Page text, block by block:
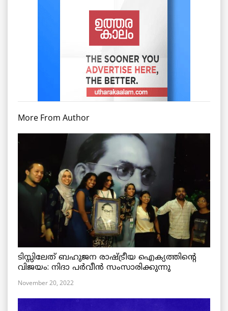
More From Author
ടിസ്സിലേത് ബഹുജന രാഷ്ട്രീയ ഐക്യത്തിന്റെ
വിജയം: നിദാ പർവീൻ സംസാരിക്കുന്നു
November 20, 2022